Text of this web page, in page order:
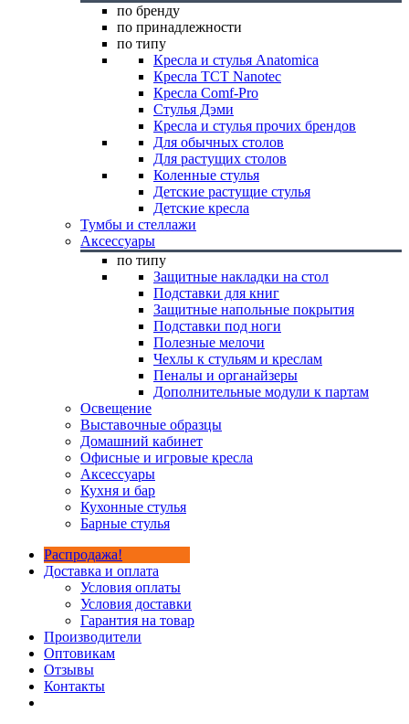
по бренду
по принадлежности
по типу
Кресла и стулья Anatomica
Кресла TCT Nanotec
Кресла Comf-Pro
Стулья Дэми
Кресла и стулья прочих брендов
Для обычных столов
Для растущих столов
Коленные стулья
Детские растущие стулья
Детские кресла
Тумбы и стеллажи
Аксессуары
по типу
Защитные накладки на стол
Подставки для книг
Защитные напольные покрытия
Подставки под ноги
Полезные мелочи
Чехлы к стульям и креслам
Пеналы и органайзеры
Дополнительные модули к партам
Освещение
Выставочные образцы
Домашний кабинет
Офисные и игровые кресла
Аксессуары
Кухня и бар
Кухонные стулья
Барные стулья
Распродажа!
Доставка и оплата
Условия оплаты
Условия доставки
Гарантия на товар
Производители
Оптовикам
Отзывы
Контакты